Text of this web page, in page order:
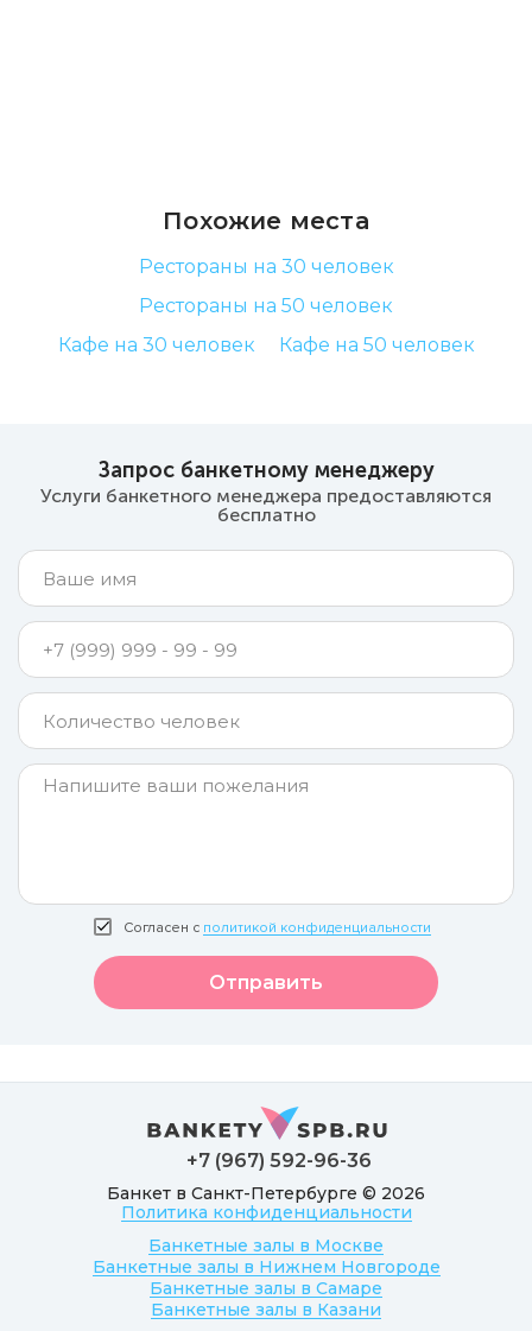
Похожие места
Рестораны на 30 человек
Рестораны на 50 человек
Кафе на 30 человек
Кафе на 50 человек
Запрос банкетному менеджеру
Услуги банкетного менеджера предоставляются
бесплатно
Согласен с политикой конфиденциальности
Отправить
Банкет в Санкт-Петербурге © 2026
Политика конфиденциальности
Банкетные залы в Москве
Банкетные залы в Нижнем Новгороде
Банкетные залы в Самаре
Банкетные залы в Казани
+7 (967) 592-96-36